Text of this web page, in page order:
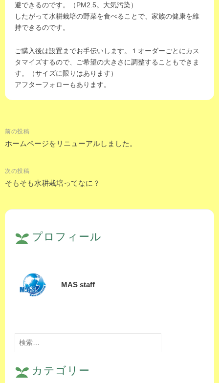
避できるのです。（PM2.5。大気汚染）
したがって水耕栽培の野菜を食べることで、家族の健康を維
持できるのです。
ご購入後は設置までお手伝いします。１オーダーごとにカス
タマイズするので、ご希望の大きさに調整することもできま
す。（サイズに限りはあります）
アフターフォローもあります。
投
ナ
ビ
ー
前の投稿
ホームページをリニューアルしました。
次の投稿
そもそも水耕栽培ってなに？
プロフィール
MAS staff
検
索:
カテゴリー